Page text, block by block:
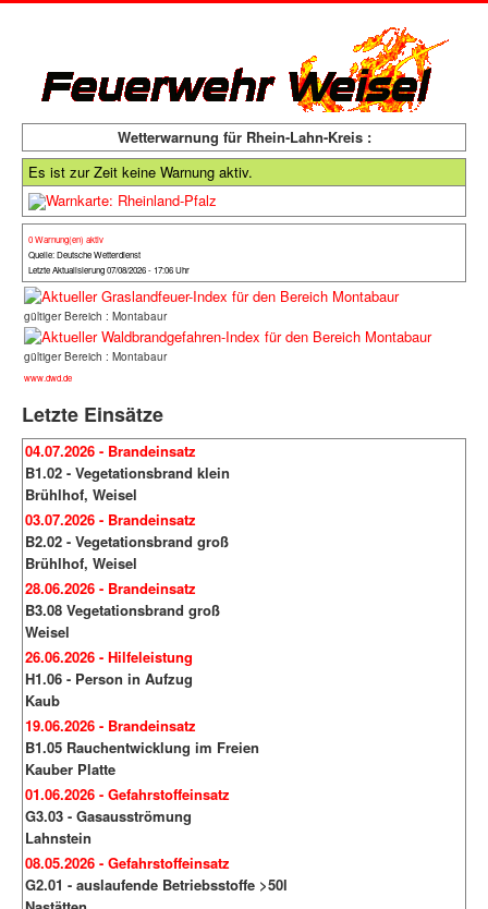
Wetterwarnung für Rhein-Lahn-Kreis :
Es ist zur Zeit keine Warnung aktiv.
0 Warnung(en) aktiv
Quelle: Deutsche Wetterdienst
Letzte Aktualisierung 07/08/2026 - 17:06 Uhr
gültiger Bereich : Montabaur
gültiger Bereich : Montabaur
www.dwd.de
Letzte Einsätze
04.07.2026 - Brandeinsatz
B1.02 - Vegetationsbrand klein
Brühlhof, Weisel
03.07.2026 - Brandeinsatz
B2.02 - Vegetationsbrand groß
Brühlhof, Weisel
28.06.2026 - Brandeinsatz
B3.08 Vegetationsbrand groß
Weisel
26.06.2026 - Hilfeleistung
H1.06 - Person in Aufzug
Kaub
19.06.2026 - Brandeinsatz
B1.05 Rauchentwicklung im Freien
Kauber Platte
01.06.2026 - Gefahrstoffeinsatz
G3.03 - Gasausströmung
Lahnstein
08.05.2026 - Gefahrstoffeinsatz
G2.01 - auslaufende Betriebsstoffe >50l